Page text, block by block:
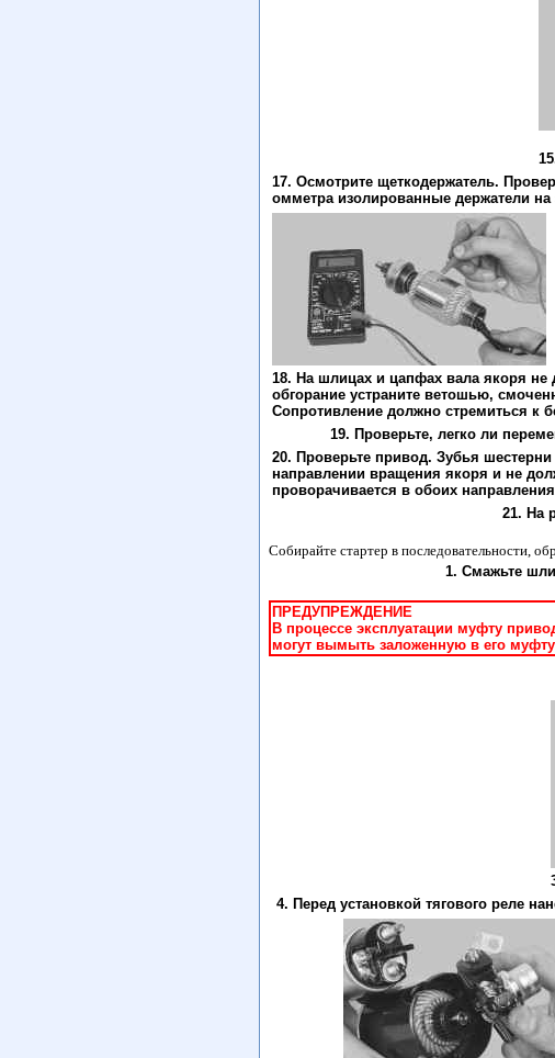
17. Осмотрите щеткодержатель.
омметра изолированные держатели
18. На шлицах и цапфах вала якоря
обгорание устраните ветошью,
Сопротивление должно стремиться к
19. Проверьте, легко ли
20. Проверьте привод. Зубья
направлении вращения якоря и не
проворачивается в обоих
21. На
Собирайте стартер в последовательности,
1. Смажьте
ПРЕДУПРЕЖДЕНИЕ
В процессе эксплуатации муфту
могут вымыть заложенную в его муфту
4. Перед установкой тягового реле